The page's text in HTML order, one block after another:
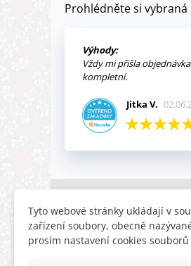
Prohlédněte si
Výhody:
Vždy mi přišla
kompletní.
Jitka V.
INFORMACE
Obchodní podmínky
Tyto webové stránky ukládají v
zařízení soubory, obecně
prosím nastavení cookies